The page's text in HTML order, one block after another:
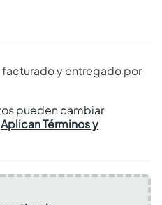
y entregado por
pueden cambiar
Aplican Términos y